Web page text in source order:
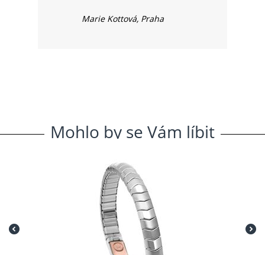
MarieKottová, Praha
Mohlo by se Vám líbit